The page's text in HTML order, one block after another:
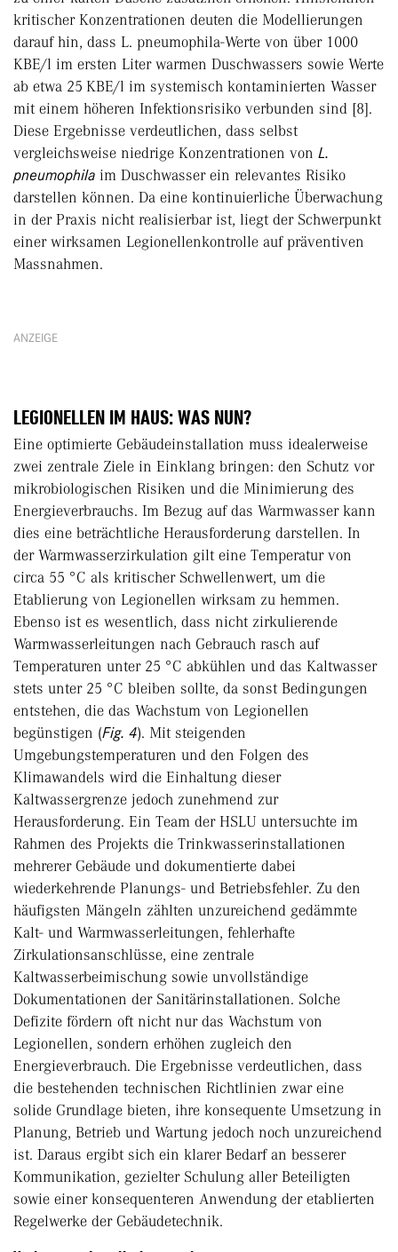
kritischer Konzentrationen deuten die Modellierungen
darauf hin, dass L. pneumophila-Werte von über 1000
KBE/l im ersten Liter warmen Duschwassers sowie Werte
ab etwa 25 KBE/l im systemisch kontaminierten Wasser
mit einem höheren Infektionsrisiko verbunden sind [8].
Diese Ergebnisse verdeutlichen, dass selbst
vergleichsweise niedrige Konzentrationen von L.
pneumophila im Duschwasser ein relevantes Risiko
darstellen können. Da eine kontinuierliche Überwachung
in der Praxis nicht realisierbar ist, liegt der Schwerpunkt
einer wirksamen Legionellenkontrolle auf präventiven
Massnahmen.
ANZEIGE
LEGIONELLEN IM HAUS: WAS NUN?
Eine optimierte Gebäudeinstallation muss idealerweise
zwei zentrale Ziele in Einklang bringen: den Schutz vor
mikrobiologischen Risiken und die Minimierung des
Energieverbrauchs. Im Bezug auf das Warmwasser kann
dies eine beträchtliche Herausforderung darstellen. In
der Warmwasserzirkulation gilt eine Temperatur von
circa 55 °C als kritischer Schwellenwert, um die
Etablierung von Legionellen wirksam zu hemmen.
Ebenso ist es wesentlich, dass nicht zirkulierende
Warmwasserleitungen nach Gebrauch rasch auf
Temperaturen unter 25 °C abkühlen und das Kaltwasser
stets unter 25 °C bleiben sollte, da sonst Bedingungen
entstehen, die das Wachstum von Legionellen
begünstigen (Fig. 4). Mit steigenden
Umgebungstemperaturen und den Folgen des
Klimawandels wird die Einhaltung dieser
Kaltwassergrenze jedoch zunehmend zur
Herausforderung. Ein Team der HSLU untersuchte im
Rahmen des Projekts die Trinkwasserinstallationen
mehrerer Gebäude und dokumentierte dabei
wiederkehrende Planungs- und Betriebsfehler. Zu den
häufigsten Mängeln zählten unzureichend gedämmte
Kalt- und Warmwasserleitungen, fehlerhafte
Zirkulationsanschlüsse, eine zentrale
Kaltwasserbeimischung sowie unvollständige
Dokumentationen der Sanitärinstallationen. Solche
Defizite fördern oft nicht nur das Wachstum von
Legionellen, sondern erhöhen zugleich den
Energieverbrauch. Die Ergebnisse verdeutlichen, dass
die bestehenden technischen Richtlinien zwar eine
solide Grundlage bieten, ihre konsequente Umsetzung in
Planung, Betrieb und Wartung jedoch noch unzureichend
ist. Daraus ergibt sich ein klarer Bedarf an besserer
Kommunikation, gezielter Schulung aller Beteiligten
sowie einer konsequenteren Anwendung der etablierten
Regelwerke der Gebäudetechnik.